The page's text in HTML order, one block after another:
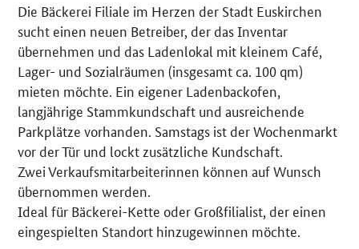
Details
Die Bäckerei Filiale im Herzen der Stadt Euskirchen
sucht einen neuen Betreiber, der das Inventar
übernehmen und das Ladenlokal mit kleinem Café,
Lager- und Sozialräumen (insgesamt ca. 100 qm)
mieten möchte. Ein eigener Ladenbackofen,
langjährige Stammkundschaft und ausreichende
Parkplätze vorhanden. Samstags ist der Wochenmarkt
vor der Tür und lockt zusätzliche Kundschaft.
Zwei Verkaufsmitarbeiterinnen können auf Wunsch
übernommen werden.
Ideal für Bäckerei-Kette oder Großfilialist, der einen
eingespielten Standort hinzugewinnen möchte.